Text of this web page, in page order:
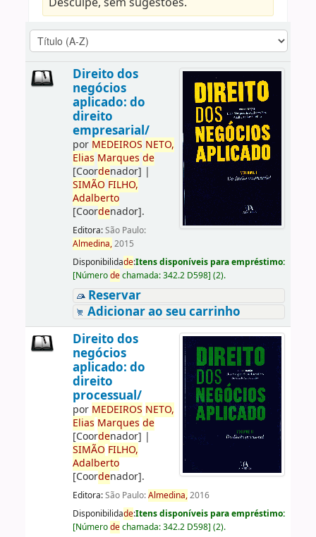
Direito dos
negócios
aplicado: do
direito
empresarial/
por MEDEIROS NETO,
Elias Marques de
[Coordenador] |
SIMÃO FILHO,
Adalberto
[Coordenador].
Editora:São Paulo:
Almedina,2015
Disponibilidade:Itens disponíveis para empréstimo:
[Númerodechamada:342.2 D598] (2).
Reservar
Adicionar ao seu carrinho
Direito dos
negócios
aplicado: do
direito
processual/
por MEDEIROS NETO,
Elias Marques de
[Coordenador] |
SIMÃO FILHO,
Adalberto
[Coordenador].
Editora:São Paulo:Almedina,2016
Disponibilidade:Itens disponíveis para empréstimo:
[Númerodechamada:342.2 D598] (2).